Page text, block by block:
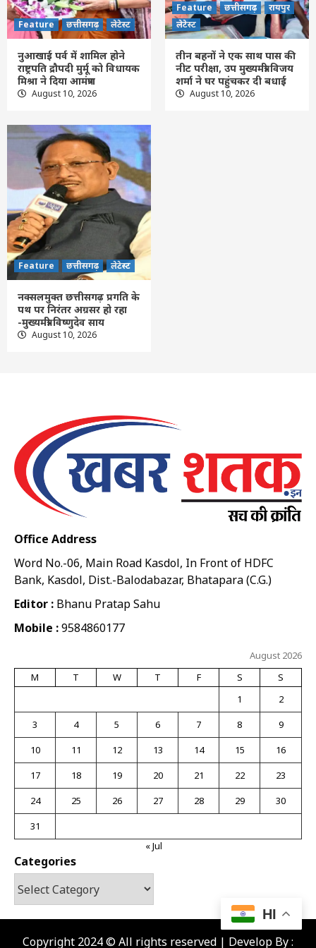
4
मुख्यमंत्री विजय शर्मा ने घर पहुंचकर दी बधाई
5
Feature छत्तीसगढ़
नक्सलमुक्त छत्तीसगढ़ प्रगति के पथ पर निरंतर
अग्रसर हो रहा -मुख्यमंत्री विष्णुदेव साय
Feature छत्तीसगढ़ लेटेस्ट
नुआखाई पर्व में शामिल होने
राष्ट्रपति द्रौपदी मुर्मू को विधायक
मिश्रा ने दिया आमंत्रण
August 10, 2026
Feature छत्तीसगढ़
रायपुर
लेटेस्ट
तीन बहनों ने एक साथ पास की
नीट परीक्षा, उप मुख्यमंत्री विजय
शर्मा ने घर पहुंचकर दी बधाई
August 10, 2026
Feature छत्तीसगढ़ लेटेस्ट
नक्सलमुक्त छत्तीसगढ़ प्रगति के
पथ पर निरंतर अग्रसर हो रहा
-मुख्यमंत्री विष्णुदेव साय
August 10, 2026
Office Address
Word No.-06, Main Road Kasdol, In Front of HDFC
Bank, Kasdol, Dist.-Balodabazar, Bhatapara (C.G.)
Editor : Bhanu Pratap Sahu
Mobile :9584860177
August 2026
M
T W T F S
S
1
2
3
4 5 6 7 8
9
10
11 12 13 14 15
16
17
18 19 20 21 22
23
24
25 26 27 28 29
30
31
« Jul
Categories
Copyright 2024 © All rights reserved | Develop By :
HI